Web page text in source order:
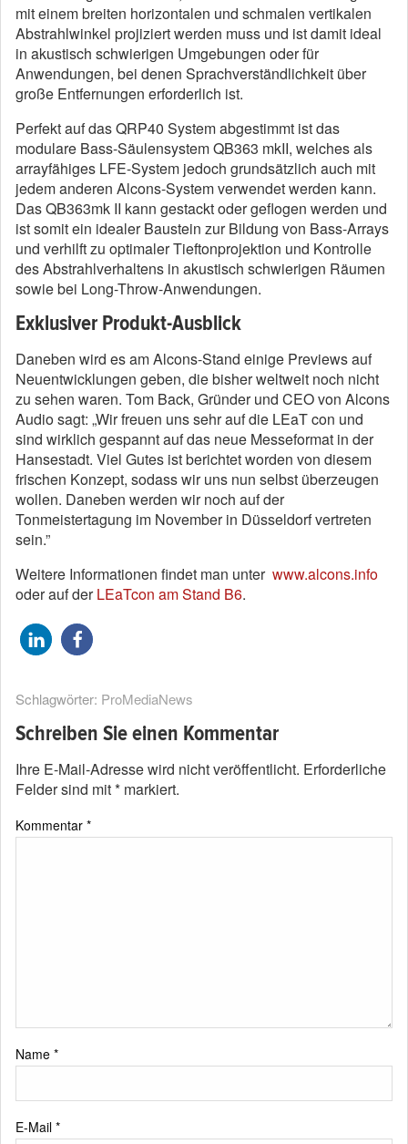
mit einem breiten horizontalen und schmalen vertikalen
Abstrahlwinkel projiziert werden muss und ist damit ideal
in akustisch schwierigen Umgebungen oder für
Anwendungen, bei denen Sprachverständlichkeit über
große Entfernungen erforderlich ist.
Perfekt auf das QRP40 System abgestimmt ist das
modulare Bass-Säulensystem QB363 mkII, welches als
arrayfähiges LFE-System jedoch grundsätzlich auch mit
jedem anderen Alcons-System verwendet werden kann.
Das QB363mk II kann gestackt oder geflogen werden und
ist somit ein idealer Baustein zur Bildung von Bass-Arrays
und verhilft zu optimaler Tieftonprojektion und Kontrolle
des Abstrahlverhaltens in akustisch schwierigen Räumen
sowie bei Long-Throw-Anwendungen.
Exklusiver Produkt-Ausblick
Daneben wird es am Alcons-Stand einige Previews auf
Neuentwicklungen geben, die bisher weltweit noch nicht
zu sehen waren. Tom Back, Gründer und CEO von Alcons
Audio sagt: „Wir freuen uns sehr auf die LEaT con und
sind wirklich gespannt auf das neue Messeformat in der
Hansestadt. Viel Gutes ist berichtet worden von diesem
frischen Konzept, sodass wir uns nun selbst überzeugen
wollen. Daneben werden wir noch auf der
Tonmeistertagung im November in Düsseldorf vertreten
sein.”
Weitere Informationen findet man unter www.alcons.info
oder auf derLEaTcon am Stand B6.
Schlagwörter: ProMediaNews
Schreiben Sie einen Kommentar
Ihre E-Mail-Adresse wird nicht veröffentlicht. Erforderliche
Felder sind mit* markiert.
Kommentar *
Name *
E-Mail *